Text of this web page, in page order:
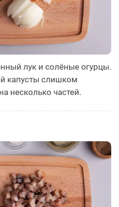
лук и солёные огурцы.
капусты слишком
несколько частей.